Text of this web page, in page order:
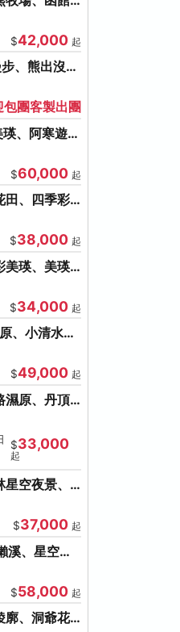
$42,000 起
、熊出沒、
包團客製出團
、阿寒遊覽
$60,000 起
田、四季彩
$38,000 起
美瑛、美瑛
$34,000 起
、小清水原
$49,000 起
濕原、丹頂
$33,000
起
空夜景、
$37,000 起
溪、星空夜
$58,000 起
廓、洞爺花